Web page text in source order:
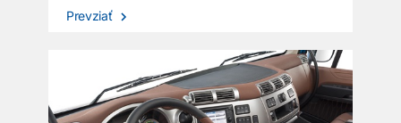
Prevziať